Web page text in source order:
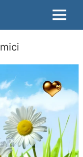
Menu